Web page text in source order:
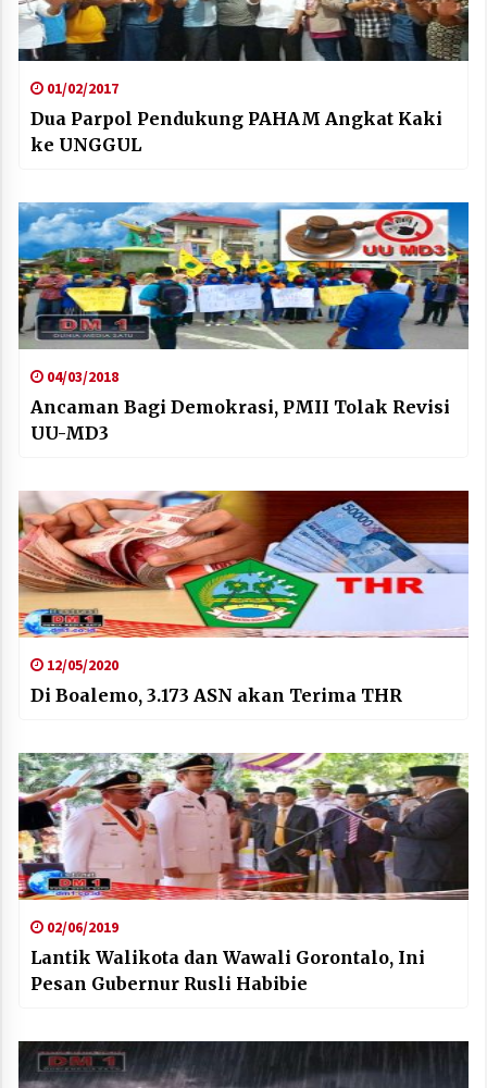
01/02/2017
Dua Parpol Pendukung PAHAM Angkat Kaki
ke UNGGUL
04/03/2018
Ancaman Bagi Demokrasi, PMII Tolak Revisi
UU-MD3
12/05/2020
Di Boalemo, 3.173 ASN akan Terima THR
02/06/2019
Lantik Walikota dan Wawali Gorontalo, Ini
Pesan Gubernur Rusli Habibie